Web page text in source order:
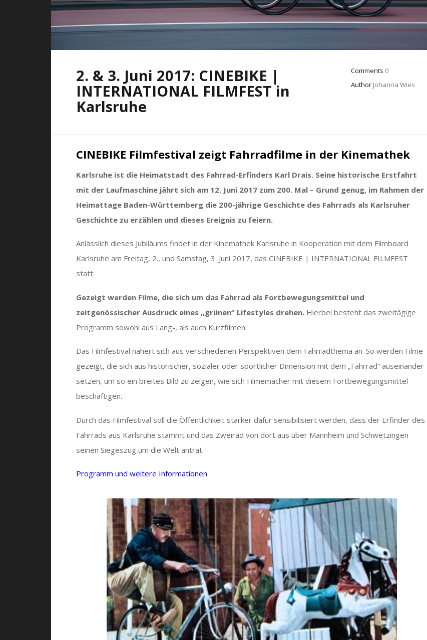
Comments 0
Author Johanna Wies
2. & 3. Juni 2017: CINEBIKE |
INTERNATIONAL FILMFEST in
Karlsruhe
CINEBIKE Filmfestival zeigt Fahrradfilme in der Kinemathek
Karlsruhe ist die Heimatstadt des Fahrrad-Erfinders Karl Drais. Seine historische Erstfahrt
mit der Laufmaschine jährt sich am 12. Juni 2017 zum 200. Mal – Grund genug, im Rahmen der
Heimattage Baden-Württemberg die 200-jährige Geschichte des Fahrrads als Karlsruher
Geschichte zu erzählen und dieses Ereignis zu feiern.
Anlässlich dieses Jubiläums findet in der Kinemathek Karlsruhe in Kooperation mit dem Filmboard
Karlsruhe am Freitag, 2., und Samstag, 3. Juni 2017, das CINEBIKE | INTERNATIONAL FILMFEST
statt.
Gezeigt werden Filme, die sich um das Fahrrad als Fortbewegungsmittel und
zeitgenössischer Ausdruck eines „grünen“ Lifestyles drehen. Hierbei besteht das zweitägige
Programm sowohl aus Lang-, als auch Kurzfilmen.
Das Filmfestival nähert sich aus verschiedenen Perspektiven dem Fahrradthema an. So werden Filme
gezeigt, die sich aus historischer, sozialer oder sportlicher Dimension mit dem „Fahrrad“ auseinander
setzen, um so ein breites Bild zu zeigen, wie sich Filmemacher mit diesem Fortbewegungsmittel
beschäftigen.
Durch das Filmfestival soll die Öffentlichkeit stärker dafür sensibilisiert werden, dass der Erfinder des
Fahrrads aus Karlsruhe stammt und das Zweirad von dort aus über Mannheim und Schwetzingen
seinen Siegeszug um die Welt antrat.
Programm und weitere Informationen